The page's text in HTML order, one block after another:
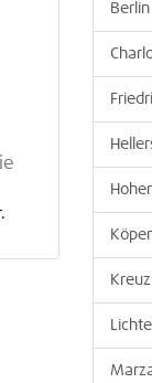
Berlin